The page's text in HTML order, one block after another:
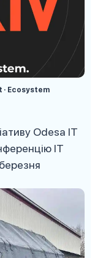
· Ecosystem
Odesa IT
IT